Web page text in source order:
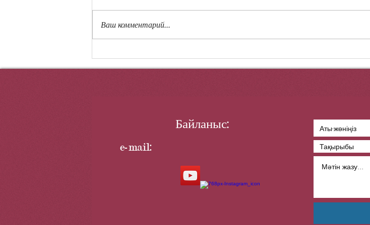
достастық-2025»:
жахандық жүйе, «Глобальной
Ваш комментарий...
Байланыс:
e-mail: